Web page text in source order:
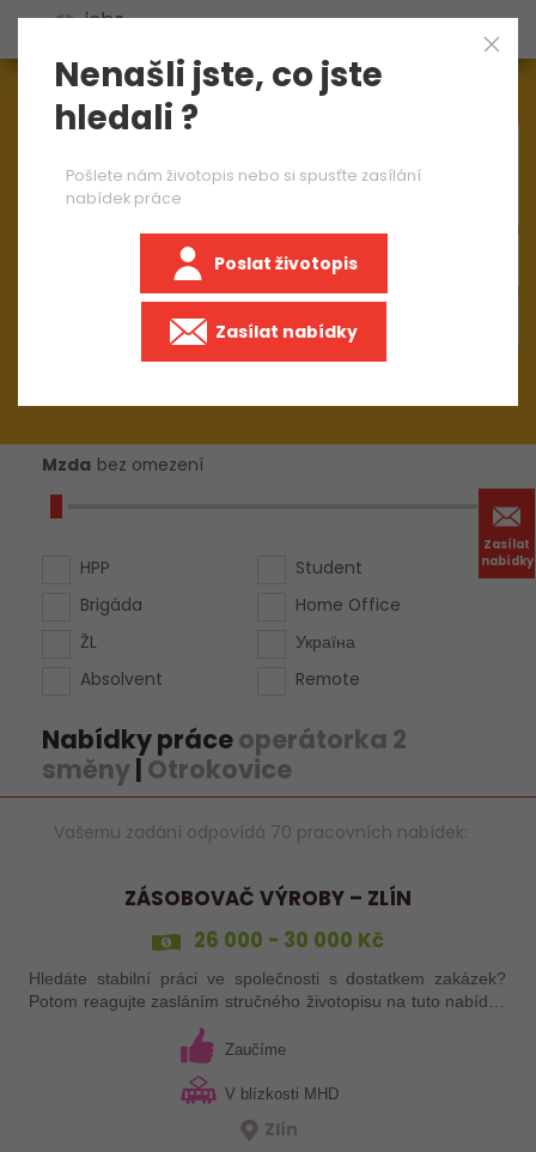
Zasílat
nabídky
Aktuálně1545nabídek práce
Mzda bez omezení
HPP
Brigáda
ŽL
Absolvent
Student
Home Office
Україна
Remote
Nabídky práceoperátorka 2
směny| Otrokovice
Vašemu zadání odpovídá 70 pracovních nabídek:
ZÁSOBOVAČ VÝROBY – ZLÍN
26 000 - 30 000 Kč
Hledáte stabilní práci ve společnosti s dostatkem zakázek?
Potom reagujte zasláním stručného životopisu na tuto nabídku
Zaučíme
V blízkosti MHD
Zlín
Nenašli jste, co jste
hledali ?
Pošlete nám životopis nebo si spusťte zasílání
nabídek práce
Poslat životopis
Zasílat nabídky